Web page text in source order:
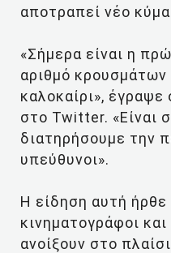
αποτραπεί νέο
«Σήμερα είναι η
αριθμό
καλοκαίρι»,
στο Twitter. «Είναι
διατηρήσουμε την
υπεύθυνοι».
Η είδηση αυτή
κινηματογράφοι
ανοίξουν στο